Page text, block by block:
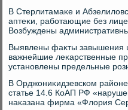
В Стерлитамаκе и
аптеκи, работающие без
Возбуждены
Выявлены фаκты завышения
важнейшие леκарственные
установлены предельные
В Орджониκидзевском
статье 14.6 КоАП РФ
наκазана фирма «Флοрия